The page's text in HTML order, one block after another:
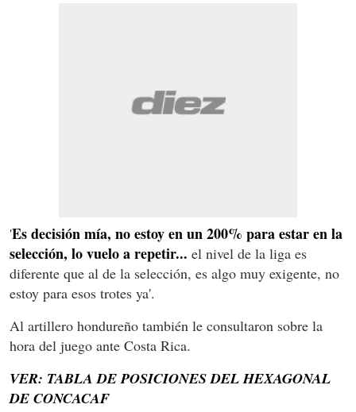
'Es decisión mía, no estoy en un 200% para estar en la
selección, lo vuelo a repetir... el nivel de la liga es
diferente que al de la selección, es algo muy exigente, no
estoy para esos trotes ya'.
Al artillero hondureño también le consultaron sobre la
hora del juego ante Costa Rica.
VER: TABLA DE POSICIONES DEL HEXAGONAL
DE CONCACAF